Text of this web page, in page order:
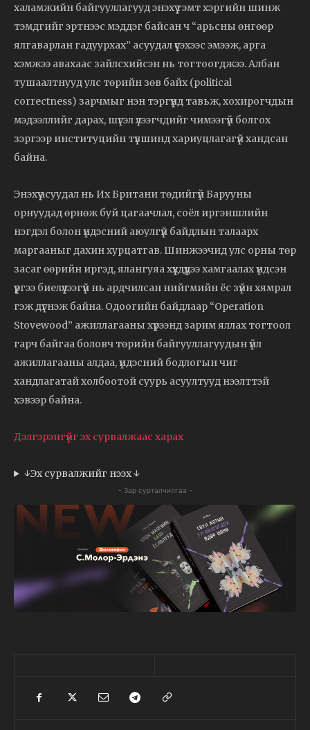
халамжийн байгууллагууд энэхүү гэмт хэргийн шинж
тэмдгийг эртнээс мэддэг байсан ч “арьсны өнгөөр
ялгаварлан гадуурхах” асуудал үүсэхээс эмээж, арга
хэмжээ авахаас зайлсхийсэн нь тогтоогджээ. Албан
тушаалтнууд улс төрийн зөв байх (political
correctness) зарчмыг нэн тэргүүнд тавьж, хохирогчдын
мэдээллийг дарах, шүгэл үлээгчдийг чимээгүй болгох
зэргээр институцийн түвшинд хариуцлагагүй хандсан
байна.
Энэхүү асуудал нь Их Британи төдийгүй Барууны
орнуудад өрнөж буй цагаачлал, соёл иргэншлийн
нэгдэл болон үндэсний аюулгүй байдлын талаарх
маргааныг дахин хурцатгав. Шинжээчид улс орны төр
засаг өөрийн иргэд, ялангуяа хүүхдүүдээ хамгаалах үндсэн
үүргээ биелүүлээгүй нь ардчилсан нийгмийн ёс зүйн хямрал
гэж дүгнэж байна. Одоогийн байдлаар “Operation
Stovewood” ажиллагааны хүрээнд зарим яллах тогтоол
гарч байгаа боловч төрийн байгууллагуудын үйл
ажиллагааны алдаа, үндэсний бодлогын чиг
хандлагатай холбоотой суурь асуултууд нээлттэй
хэвээр байна.
Дэлгэрэнгүйг эх сурвалжаас харах
↓Эх сурвалжийг нээх ↓
- Зар сурталчилгаа -